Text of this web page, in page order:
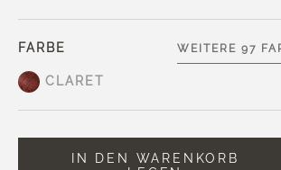
FARBE
CLARET
WEITERE 97
IN DEN WARENKORB